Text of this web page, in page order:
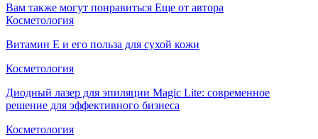
Вам также могут понравиться Еще от автора
Косметология
Витамин E и его польза для сухой кожи
Косметология
Диодный лазер для эпиляции Magic Lite: современное
решение для эффективного бизнеса
Косметология